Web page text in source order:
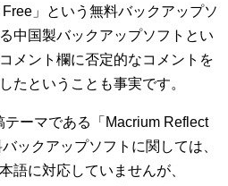
」という無料バックアップソ
中国製バックアップソフトとい
メント欄に否定的なコメントを
たということも事実です。
ーマである「Macrium Reflect
ックアップソフトに関しては、
語に対応していませんが、